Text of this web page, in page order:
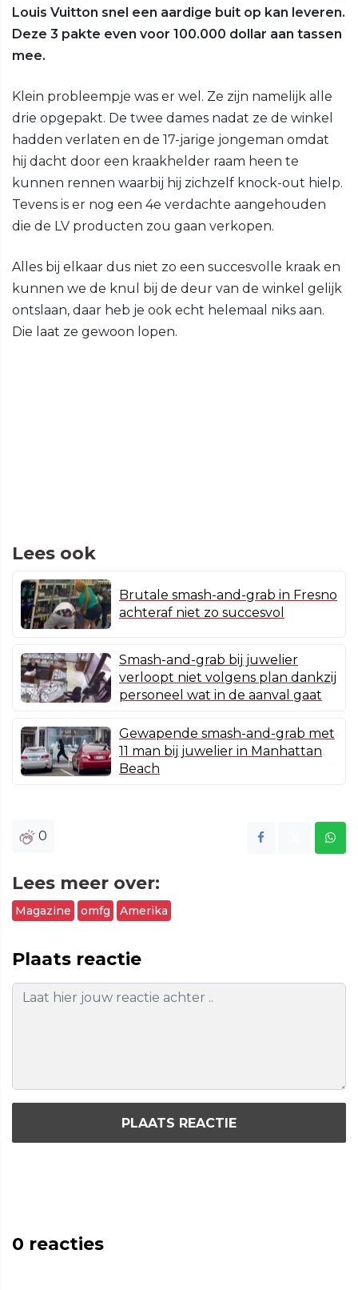
Louis Vuitton snel een aardige buit op kan leveren.
Deze 3 pakte even voor 100.000 dollar aan tassen
mee.
Klein probleempje was er wel. Ze zijn namelijk alle
drie opgepakt. De twee dames nadat ze de winkel
hadden verlaten en de 17-jarige jongeman omdat
hij dacht door een kraakhelder raam heen te
kunnen rennen waarbij hij zichzelf knock-out hielp.
Tevens is er nog een 4e verdachte aangehouden
die de LV producten zou gaan verkopen.
Alles bij elkaar dus niet zo een succesvolle kraak en
kunnen we de knul bij de deur van de winkel gelijk
ontslaan, daar heb je ook echt helemaal niks aan.
Die laat ze gewoon lopen.
Lees ook
Brutale smash-and-grab in Fresno
achteraf niet zo succesvol
Smash-and-grab bij juwelier
verloopt niet volgens plan dankzij
personeel wat in de aanval gaat
Gewapende smash-and-grab met
11 man bij juwelier in Manhattan
Beach
0
Lees meer over:
Magazine omfg Amerika
Plaats reactie
PLAATS REACTIE
0 reacties